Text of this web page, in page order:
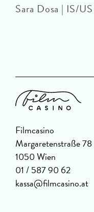
Sara Dosa | IS/
Filmcasino
Margaretenstraße 78
1050 Wien
01 / 587 90 62
kassa@filmcasino.at